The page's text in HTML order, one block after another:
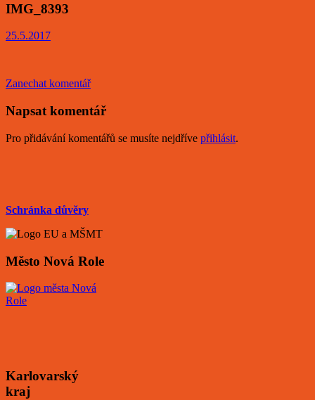
IMG_8393
25.5.2017
Zanechat komentář
Napsat komentář
Pro přidávání komentářů se musíte nejdříve přihlásit.
Schránka důvěry
Město Nová Role
Karlovarský
kraj